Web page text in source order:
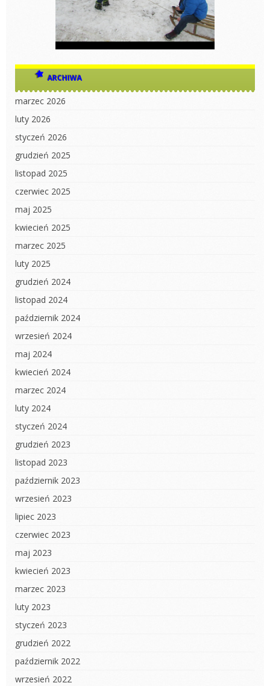
ARCHIWA
marzec 2026
luty 2026
styczeń 2026
grudzień 2025
listopad 2025
czerwiec 2025
maj 2025
kwiecień 2025
marzec 2025
luty 2025
grudzień 2024
listopad 2024
październik 2024
wrzesień 2024
maj 2024
kwiecień 2024
marzec 2024
luty 2024
styczeń 2024
grudzień 2023
listopad 2023
październik 2023
wrzesień 2023
lipiec 2023
czerwiec 2023
maj 2023
kwiecień 2023
marzec 2023
luty 2023
styczeń 2023
grudzień 2022
październik 2022
wrzesień 2022